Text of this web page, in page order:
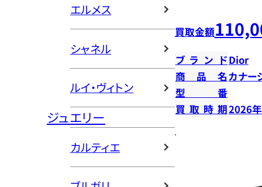
エルメス
シャネル
ルイ・ヴィトン
ジュエリー
カルティエ
買取金額
ブランドDior
商品名カナー
型番
買取時期2026